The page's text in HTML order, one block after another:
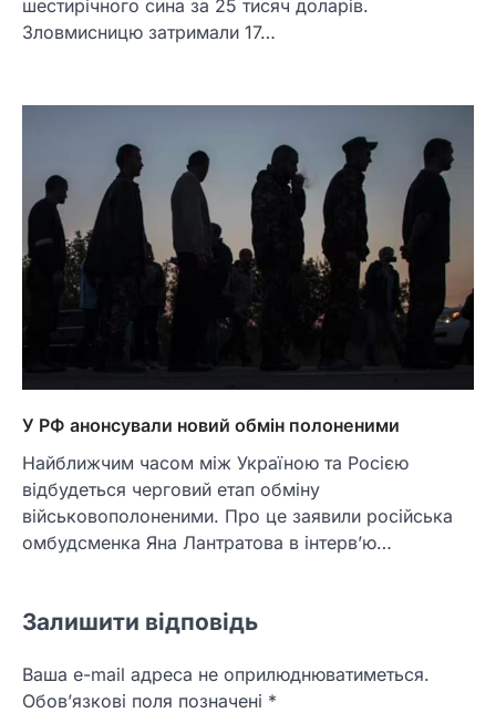
шестирічного сина за 25 тисяч доларів.
Зловмисницю затримали 17…
У РФ анонсували новий обмін полоненими
Найближчим часом між Україною та Росією
відбудеться черговий етап обміну
військовополоненими. Про це заявили російська
омбудсменка Яна Лантратова в інтерв’ю…
Залишити відповідь
Ваша e-mail адреса не оприлюднюватиметься.
Обов’язкові поля позначені *